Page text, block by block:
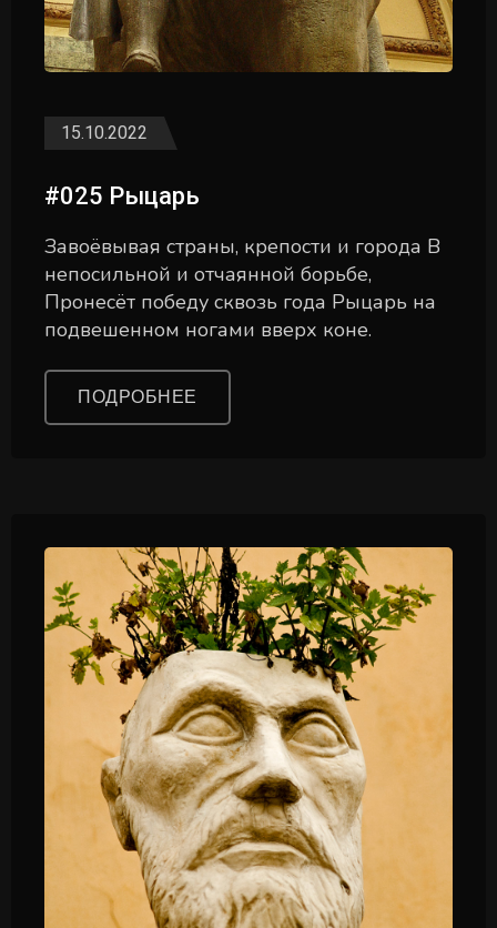
15.10.2022
#025 Рыцарь
Завоёвывая страны, крепости и города В
непосильной и отчаянной борьбе,
Пронесёт победу сквозь года Рыцарь на
подвешенном ногами вверх коне.
ПОДРОБНЕЕ